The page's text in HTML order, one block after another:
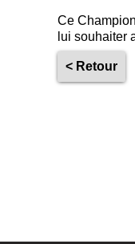
Ce
lui souhaiter
< Retour